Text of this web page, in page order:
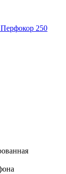
250